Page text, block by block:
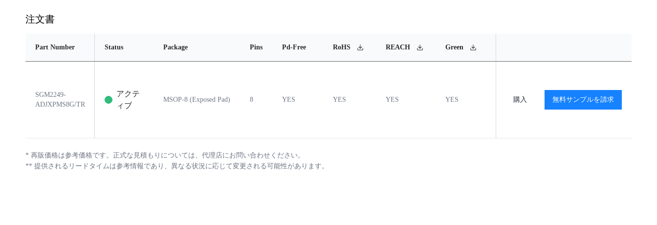
注文書
Part Number Status Package Pins Pd-Free RoHS REACH Green
SGM2249-
ADJXPMS8G/TR
アクテ
ィブ
MSOP-8 (Exposed Pad) 8 YES YES YES YES MSL2 -40℃ to +125℃
購入 無料サンプルを請求
* 再販価格は参考価格です。正式な見積もりについては、代理店にお問い合わせください。
** 提供されるリードタイムは参考情報であり、異なる状況に応じて変更される可能性があります。